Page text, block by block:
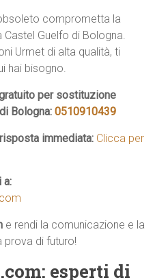
comprometta la
Guelfo di Bologna.
Urmet di alta qualità, ti
hai bisogno.
per sostituzione
Bologna:0510910439
immediata: Clicca per
a:
e rendi la comunicazione e la
prova di futuro!
esperti di